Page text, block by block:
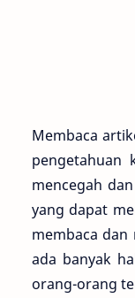
Membaca
pengetahuan
mencegah
yang dapat
membaca
ada banyak
orang-orang